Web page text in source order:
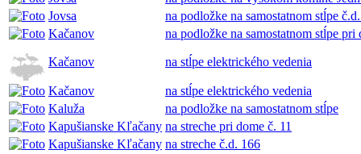
Jovsa
na podložke na samostatnom stĺpe
Kačanov
na podložke na samostatnom stĺpe pri
Kačanov na stĺpe elektrického vedenia
Kačanov
na stĺpe elektrického vedenia
Kaluža
na podložke na samostatnom stĺpe
Kapušianske Kľačany na streche pri dome č. 11
Kapušianske Kľačany na streche č.d. 166